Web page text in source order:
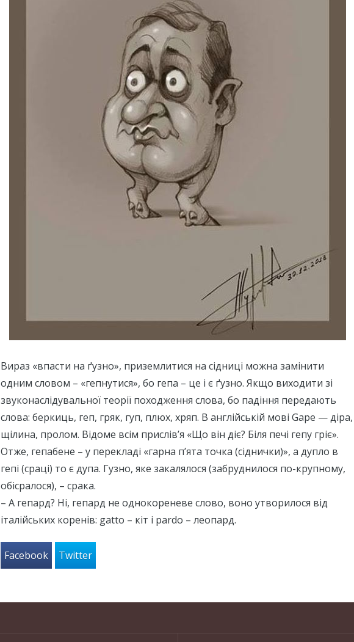
Вираз «впасти на ґузно», приземлитися на сідниці можна замінити
одним словом – «гепнутися», бо гепа – це і є ґузно. Якщо виходити зі
звуконаслідувальної теорії походження слова, бо падіння передають
слова: беркиць, геп, гряк, гуп, плюх, хряп. В англійській мові Gape — діра,
щілина, пролом. Відоме всім прислів’я «Що він діє? Біля печі гепу гріє».
Отже, гепабене – у перекладі «гарна п’ята точка (сіднички)», а дупло в
гепі (сраці) то є дупа. Гузно, яке закалялося (забруднилося по-крупному,
обісралося), – срака.
– А гепард? Ні, гепард не однокореневе слово, воно утворилося від
італійських коренів: gatto – кіт і pardo – леопард.
Facebook Twitter